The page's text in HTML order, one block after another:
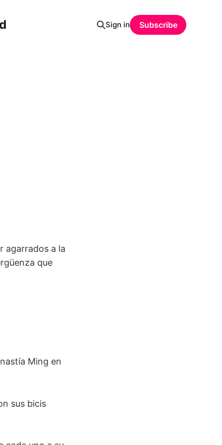
Sign in Subscribe
agarrados a la
que
Ming en
sus bicis